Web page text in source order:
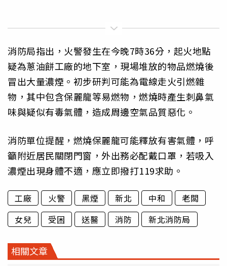
消防局指出，火警發生在今晚7時36分，起火地點
疑為蔥油餅工廠的地下室，現場堆放的物品燃燒後
冒出大量濃煙。初步研判可能為電線走火引燃雜
物，其中包含保麗龍等易燃物，燃燒時產生刺鼻氣
味與疑似有毒氣體，造成周邊空氣品質惡化。
消防單位提醒，燃燒保麗龍可能釋放有害氣體，呼
籲附近居民關閉門窗，外出務必配戴口罩，若吸入
濃煙出現身體不適，應立即撥打119求助。
工廠 火警 黑煙 新北 中和
老闆
女兒
受困 送醫 消防 新北消防局
相關文章